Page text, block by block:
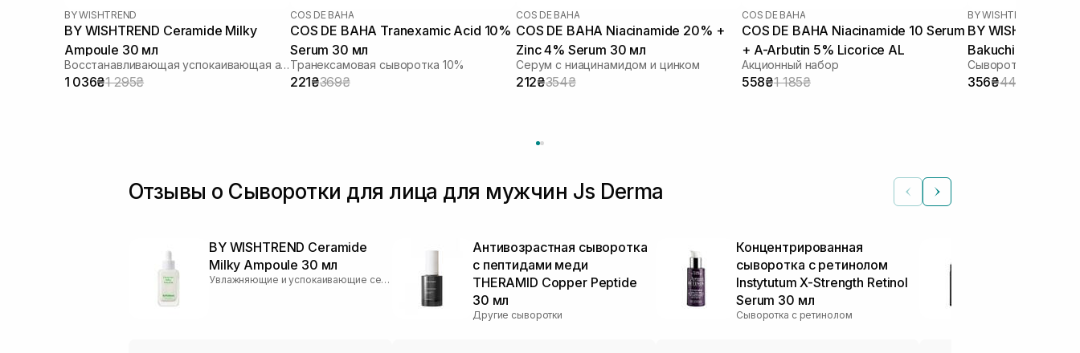
BY WISHTREND
BY WISHTREND Ceramide Milky
Ampoule 30 мл
Восстанавливающая успокаивающая ампула для лица
1 036₴1 295₴
COS DE BAHA
COS DE BAHA Tranexamic Acid 10%
Serum 30 мл
Транексамовая сыворотка 10%
221₴369₴
COS DE BAHA
COS DE BAHA Niacinamide 20% +
Zinc 4% Serum 30 мл
Серум с ниацинамидом и цинком
212₴354₴
COS DE BAHA
COS DE BAHA Niacinamide 10 Serum
+ A-Arbutin 5% Licorice AL
Акционный набор
558₴1 185₴
BY WISHTREND
BY WISHTREND
Bakuchiol Serum
Сыворотка с
356₴445₴
Отзывы о Сыворотки для лица для мужчин Js Derma
BY WISHTREND Ceramide
Milky Ampoule 30 мл
Увлажняющие и успокаивающие серумы
Антивозрастная сыворотка
с пептидами меди
THERAMID Copper Peptide
30 мл
Другие сыворотки
Концентрированная
сыворотка с ретинолом
Instytutum X-Strength Retinol
Serum 30 мл
Сыворотка с ретинолом